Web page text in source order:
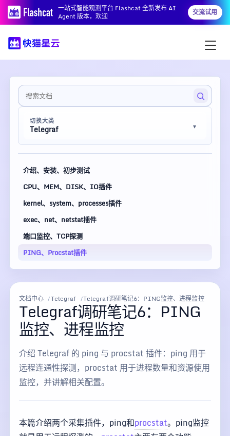
一站式智能观测平台 Flashcat 全新发布 AI
Agent 版本，欢迎
交流试用
切换大类
Telegraf
介绍、安装、初步测试
CPU、MEM、DISK、IO插件
kernel、system、processes插件
exec、net、netstat插件
端口监控、TCP探测
PING、Procstat插件
文档中心 Telegraf Telegraf调研笔记6：PING监控、进程监控
Telegraf调研笔记6：PING
监控、进程监控
介绍 Telegraf 的 ping 与 procstat 插件：ping 用于
远程连通性探测，procstat 用于进程数量和资源使用
监控，并讲解相关配置。
本篇介绍两个采集插件，ping和procstat。ping监控